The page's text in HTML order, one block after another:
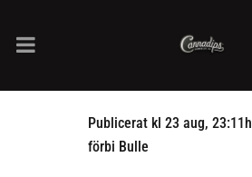
Publicerat kl 23 aug, 23:11h
förbi Bulle